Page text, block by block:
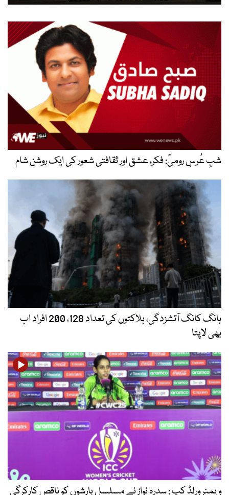
شبِ عُرسِ رومیؒ: فکر، عشق اور ثقافتی شعور کی ایک روشن شام
ہانگ کانگ آتشزدگی، ہلاکتوں کی تعداد 128، 200 افراد اب
بھی لاپتا
ویمنر ورلڈ کپ : سدرہ نواز نے مسلسل بارشوں کو ناقص کارکرگی